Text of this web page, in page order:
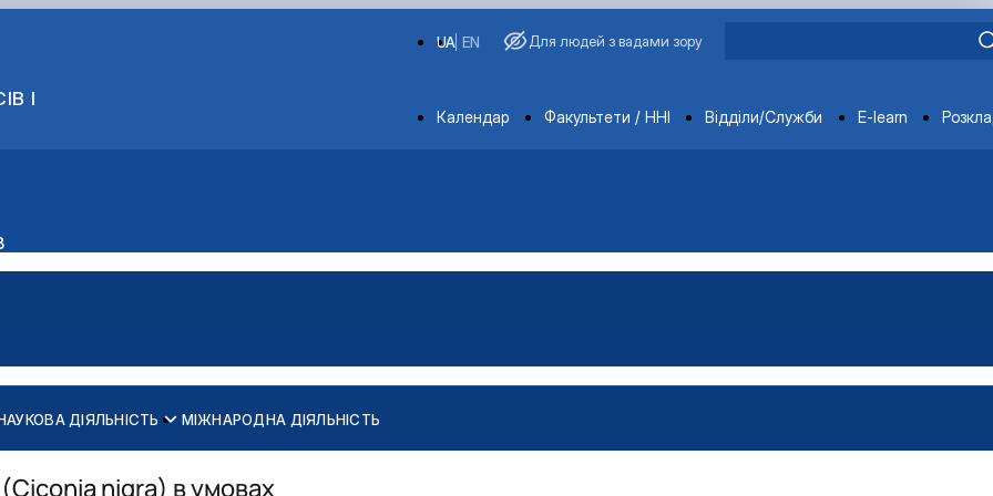
І
EN
UA Для людей з вадами зору
Departments
Календар Факультети / ННІ Відділи/Служби E-learn
ДІЯЛЬНІСТЬ МІЖНАРОДНА ДІЯЛЬНІСТЬ
nigra) в умовах